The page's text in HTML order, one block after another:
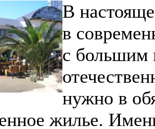
В
в
с большим
нужно в
жилье.